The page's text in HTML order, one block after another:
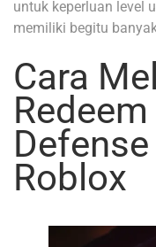
untuk keperluan level
memiliki begitu
Cara
Roblox